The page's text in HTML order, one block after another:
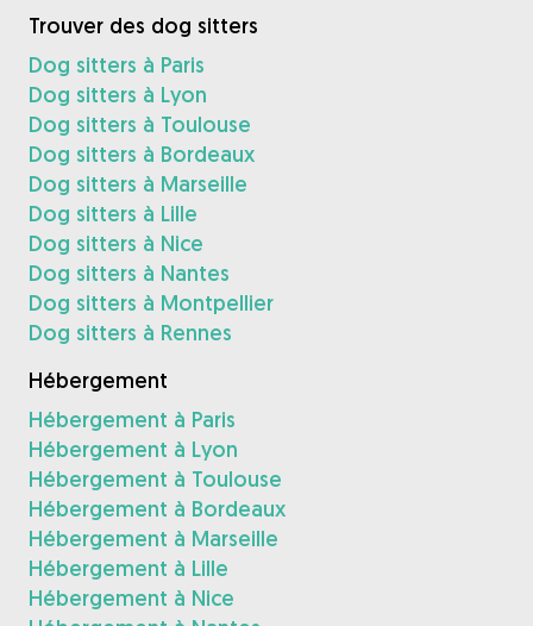
Trouver des dog sitters
Dog sitters à Paris
Dog sitters à Lyon
Dog sitters à Toulouse
Dog sitters à Bordeaux
Dog sitters à Marseille
Dog sitters à Lille
Dog sitters à Nice
Dog sitters à Nantes
Dog sitters à Montpellier
Dog sitters à Rennes
Hébergement
Hébergement à Paris
Hébergement à Lyon
Hébergement à Toulouse
Hébergement à Bordeaux
Hébergement à Marseille
Hébergement à Lille
Hébergement à Nice